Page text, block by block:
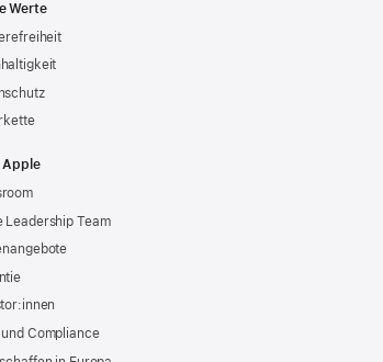
Werte
Apple
Leadership Team
und Compliance